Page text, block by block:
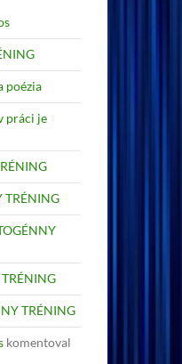
poézia
práci je
TRÉNING
TRÉNING
komentoval